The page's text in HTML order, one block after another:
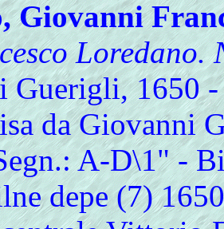
Giovanni
Loredano.
Guerigli, 1650
da Giovanni
A-D\1" -
depe (7)